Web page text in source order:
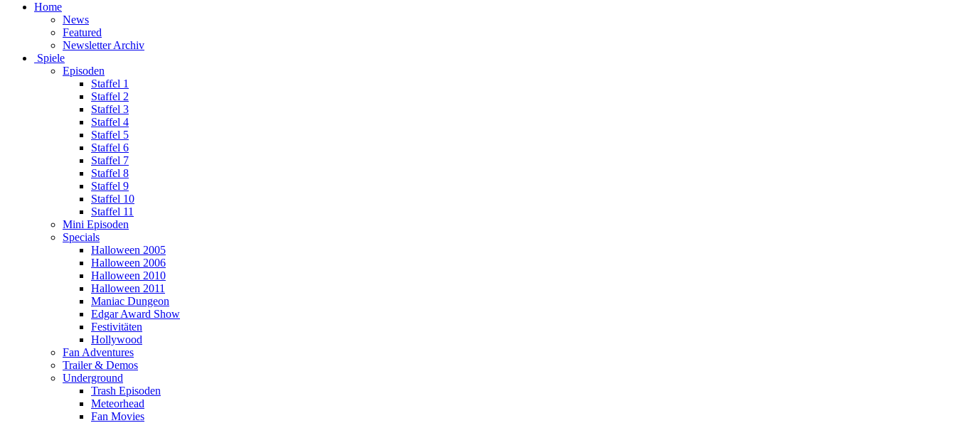
Home
News
Featured
Newsletter Archiv
Spiele
Episoden
Staffel 1
Staffel 2
Staffel 3
Staffel 4
Staffel 5
Staffel 6
Staffel 7
Staffel 8
Staffel 9
Staffel 10
Staffel 11
Mini Episoden
Specials
Halloween 2005
Halloween 2006
Halloween 2010
Halloween 2011
Maniac Dungeon
Edgar Award Show
Festivitäten
Hollywood
Fan Adventures
Trailer & Demos
Underground
Trash Episoden
Meteorhead
Fan Movies